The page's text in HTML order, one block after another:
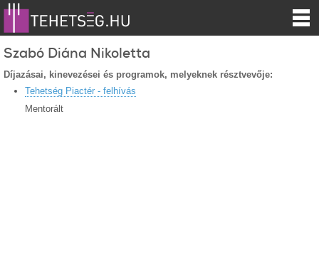
Szabó Diána Nikoletta
Díjazásai, kinevezései és programok, melyeknek résztvevője:
Tehetség Piactér - felhívás
Mentorált